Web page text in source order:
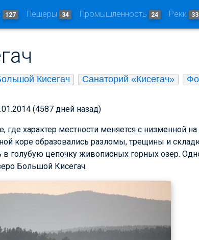
127 Пещеры 34 Промышленность 24 Реки 33
Кисегач Санаторий «Кисегач»
(4587 дней назад)
где характер местности меняется с низменной
коре образовались разломы, трещины и
в голубую цепочку живописных горных озер.
Большой Кисегач.